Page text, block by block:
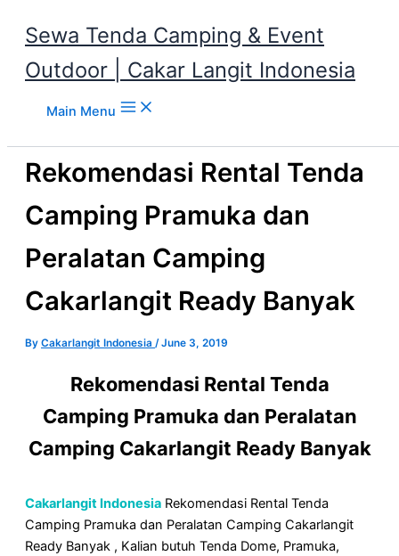
Sewa Tenda Camping & Event
Outdoor | Cakar Langit Indonesia
Main Menu
Rekomendasi Rental Tenda
Camping Pramuka dan
Peralatan Camping
Cakarlangit Ready Banyak
By Cakarlangit Indonesia /June 3, 2019
Rekomendasi Rental Tenda
Camping Pramuka dan Peralatan
Camping Cakarlangit Ready Banyak
Cakarlangit Indonesia Rekomendasi Rental Tenda
Camping Pramuka dan Peralatan Camping Cakarlangit
Ready Banyak , Kalian butuh Tenda Dome, Pramuka,